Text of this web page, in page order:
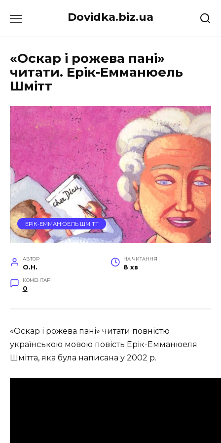
до
Dovidka.biz.ua
«Оскар і рожева пані»
читати. Ерік-Емманюель
Шмітт
ЕРІК-ЕММАНЮЕЛЬ ШМІТТ
АВТОР
O.H.
НА ЧИТАННЯ
8 хв
КОМЕНТАРІ
0
«Оскар і рожева пані» читати повністю
українською мовою повість Ерік-Емманюеля
Шмітта, яка була написана у 2002 р.